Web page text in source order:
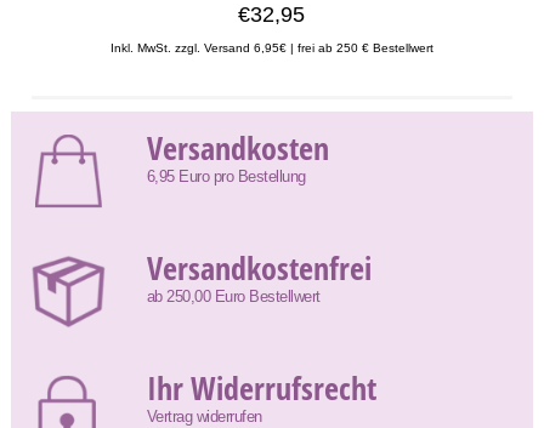
€32,95
Inkl. MwSt. zzgl. Versand 6,95€ | frei ab 250 € Bestellwert
Versandkosten
6,95 Euro pro Bestellung
Versandkostenfrei
ab 250,00 Euro Bestellwert
Ihr Widerrufsrecht
Vertrag widerrufen